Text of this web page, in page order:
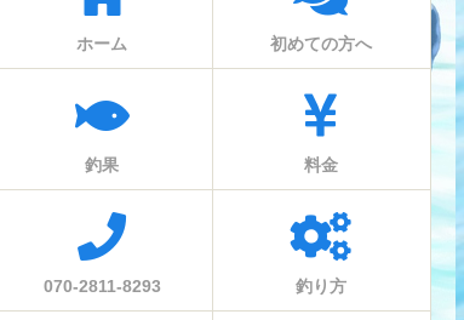
ホーム 初めての方へ
釣果 料金
070-2811-8293 釣り方